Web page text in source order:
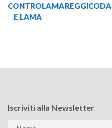
CONTROLAMA
E LAMA
REGGICODA
Iscriviti alla Newsletter